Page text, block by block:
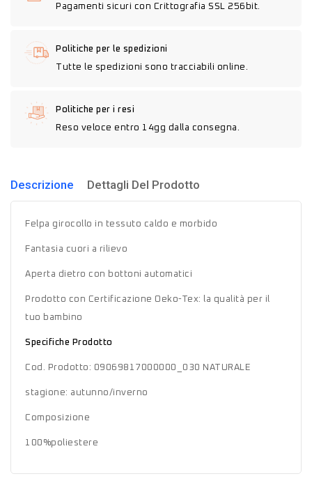
Pagamenti sicuri con Crittografia SSL 256bit.
Politiche per le spedizioni
Tutte le spedizioni sono tracciabili online.
Politiche per i resi
Reso veloce entro 14gg dalla consegna.
Descrizione Dettagli Del Prodotto
Felpa girocollo in tessuto caldo e morbido
Fantasia cuori a rilievo
Aperta dietro con bottoni automatici
Prodotto con Certificazione Oeko-Tex: la qualità per il
tuo bambino
Specifiche Prodotto
Cod. Prodotto: 09069817000000_030 NATURALE
stagione: autunno/inverno
Composizione
100%poliestere